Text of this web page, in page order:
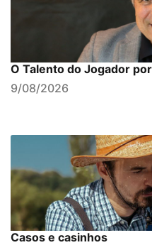
O Talento do Jogador
9/08/2026
Casos e casinhos